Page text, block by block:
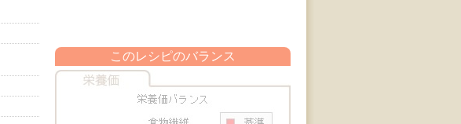
このレシピのバランス